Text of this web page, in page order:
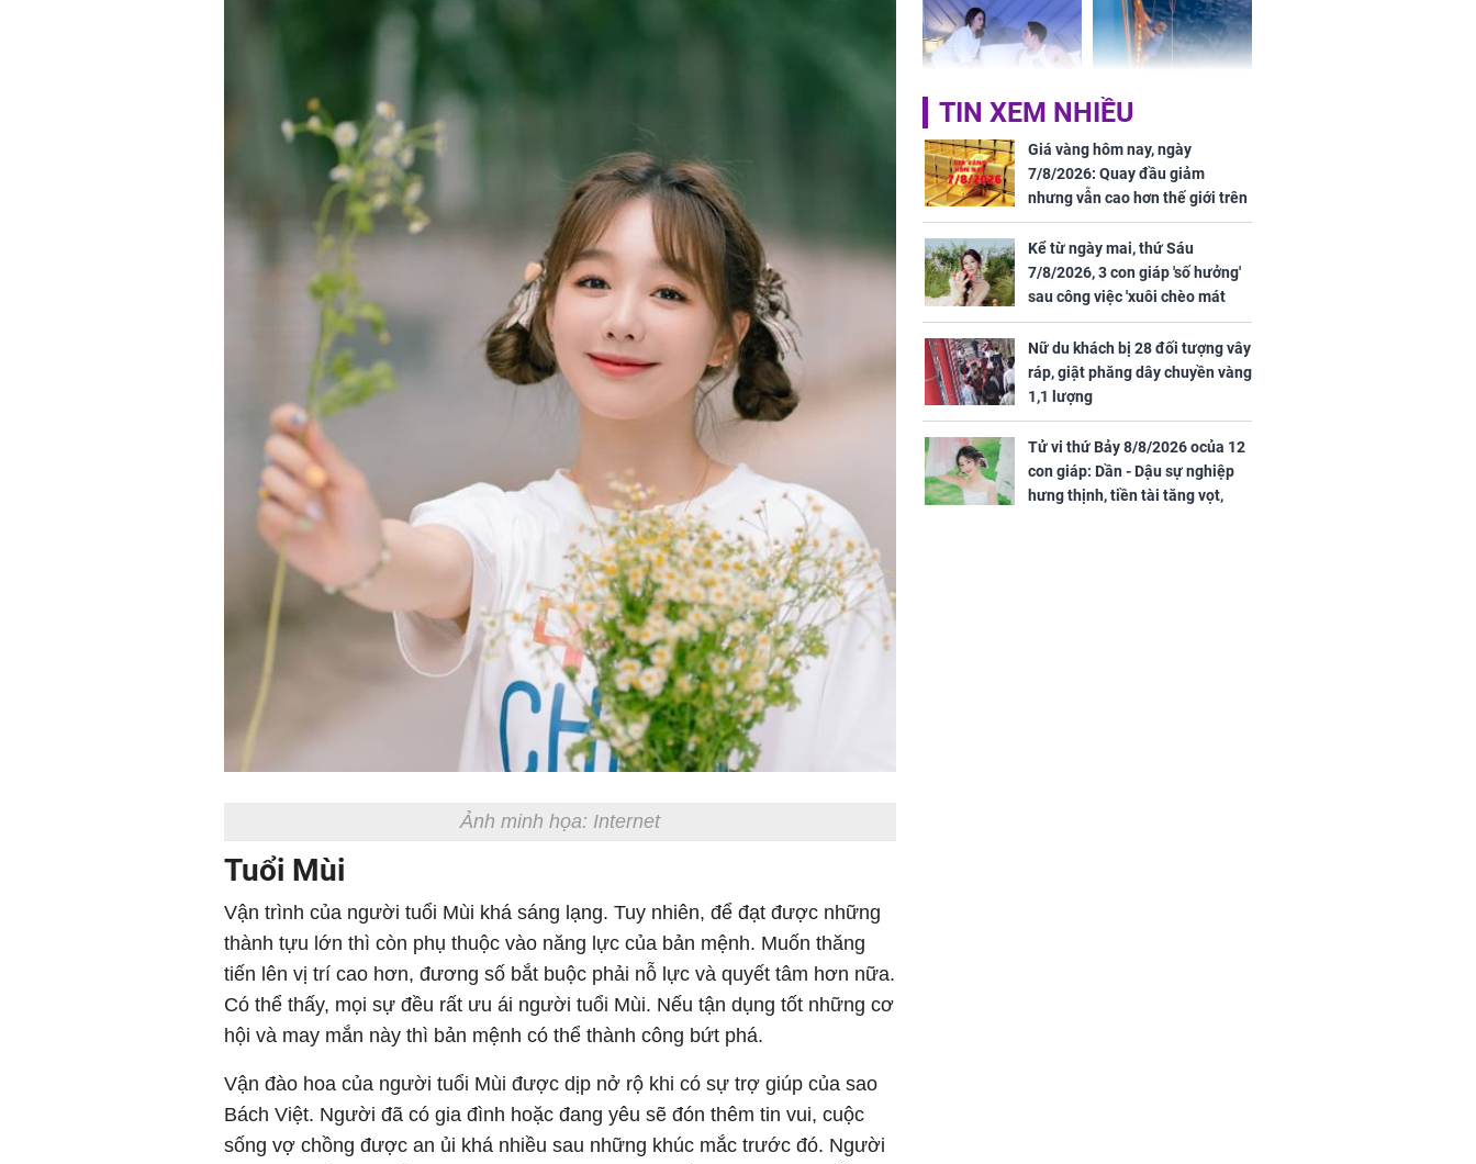
Ảnh minh họa: Internet
Tuổi Mùi
Vận trình của người tuổi Mùi khá sáng lạng. Tuy nhiên, để đạt được những
thành tựu lớn thì còn phụ thuộc vào năng lực của bản mệnh. Muốn thăng
tiến lên vị trí cao hơn, đương số bắt buộc phải nỗ lực và quyết tâm hơn nữa.
Có thể thấy, mọi sự đều rất ưu ái người tuổi Mùi. Nếu tận dụng tốt những cơ
hội và may mắn này thì bản mệnh có thể thành công bứt phá.
Vận đào hoa của người tuổi Mùi được dịp nở rộ khi có sự trợ giúp của sao
Bách Việt. Người đã có gia đình hoặc đang yêu sẽ đón thêm tin vui, cuộc
sống vợ chồng được an ủi khá nhiều sau những khúc mắc trước đó. Người
tiền viên mãn
Phát hiện vợ giấu
chuyện từng có chồng,
tôi đòi ly hôn nhưng
sững sờ khi nghe mẹ
tôi buông câu này
Ngư dân mất tích đã
được tìm thấy còn
sống sau 26 ngày lênh
đênh trên biển Thái
Bình Dương
sau tin đồn thay tim,
cởi áo chứng minh sức
khỏe
TIN XEM NHIỀU
Giá vàng hôm nay, ngày
7/8/2026: Quay đầu giảm
nhưng vẫn cao hơn thế giới trên
7 triệu đồng
Kể từ ngày mai, thứ Sáu
7/8/2026, 3 con giáp 'số hưởng'
sau công việc 'xuôi chèo mát
mái', tiền tài 'thu về như nước',
tình duyên viên mãn
Nữ du khách bị 28 đối tượng vây
ráp, giật phăng dây chuyền vàng
1,1 lượng
Tử vi thứ Bảy 8/8/2026 ocủa 12
con giáp: Dần - Dậu sự nghiệp
hưng thịnh, tiền tài tăng vọt,